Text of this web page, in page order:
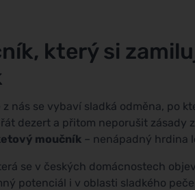
který si
z nás se vybaví sladká odměna, po
dezert a přitom neporušit zásady
moučník – nenápadný hrdina
se v českých domácnostech
potenciál i v oblasti sladkého